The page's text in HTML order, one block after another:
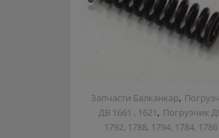
Запчасти Балканкар,
ДВ 1661 , 1621, Погрузчик
1792, 1788, 1794, 1784, 1786